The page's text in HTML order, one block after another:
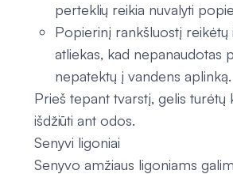
perteklių reikia nuvalyti
Popierinį rankšluostį reikėtų
atliekas, kad nepanaudotas
nepatektų į vandens aplinką.
Prieš tepant tvarstį, gelis turėtų
išdžiūti ant odos.
Senyvi ligoniai
Senyvo amžiaus ligoniams